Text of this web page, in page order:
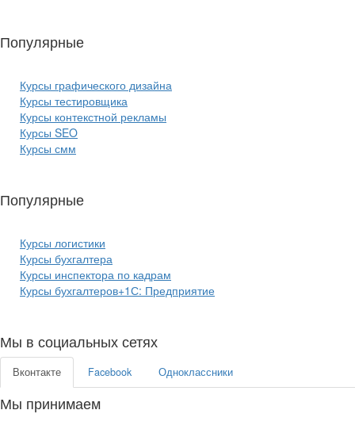
Популярные
Курсы графического дизайна
Курсы тестировщика
Курсы контекстной рекламы
Курсы SEO
Курсы смм
Популярные
Курсы логистики
Курсы бухгалтера
Курсы инспектора по кадрам
Курсы бухгалтеров+1С: Предприятие
Мы в социальных сетях
Вконтакте Facebook Одноклассники
Мы принимаем